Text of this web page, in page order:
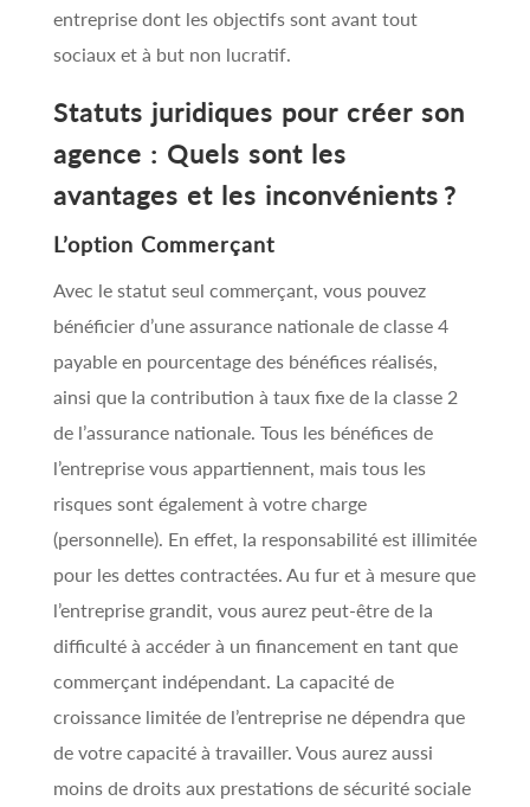
entreprise dont les objectifs sont avant tout
sociaux et à but non lucratif.
Statuts juridiques pour créer son
agence : Quels sont les
avantages et les inconvénients ?
L’option Commerçant
Avec le statut seul commerçant, vous pouvez
bénéficier d’une assurance nationale de classe 4
payable en pourcentage des bénéfices réalisés,
ainsi que la contribution à taux fixe de la classe 2
de l’assurance nationale. Tous les bénéfices de
l’entreprise vous appartiennent, mais tous les
risques sont également à votre charge
(personnelle). En effet, la responsabilité est illimitée
pour les dettes contractées. Au fur et à mesure que
l’entreprise grandit, vous aurez peut-être de la
difficulté à accéder à un financement en tant que
commerçant indépendant. La capacité de
croissance limitée de l’entreprise ne dépendra que
de votre capacité à travailler. Vous aurez aussi
moins de droits aux prestations de sécurité sociale